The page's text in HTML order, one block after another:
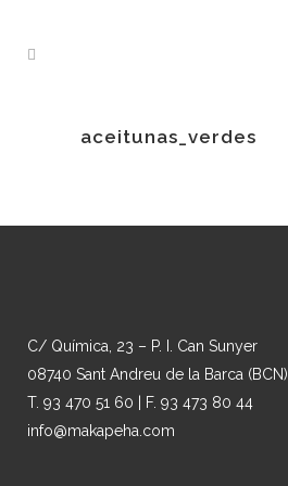
aceitunas_verdes
C/ Química, 23 – P. I. Can Sunyer
08740 Sant Andreu de la Barca (BCN)
T. 93 470 51 60 | F. 93 473 80 44
info@makapeha.com